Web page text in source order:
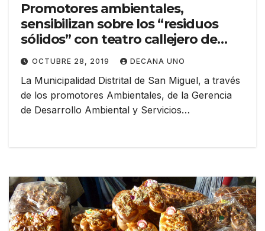
Promotores ambientales,
sensibilizan sobre los “residuos
sólidos” con teatro callejero de
mimos
OCTUBRE 28, 2019 DECANA UNO
La Municipalidad Distrital de San Miguel, a través
de los promotores Ambientales, de la Gerencia
de Desarrollo Ambiental y Servicios…